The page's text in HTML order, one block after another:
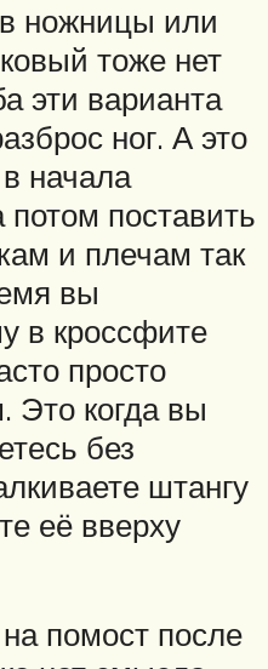
ножницы или
тоже нет
эти варианта
ног. А это
начала
потом поставить
и плечам так
вы
в кроссфите
просто
когда вы
без
штангу
её вверху
помост после